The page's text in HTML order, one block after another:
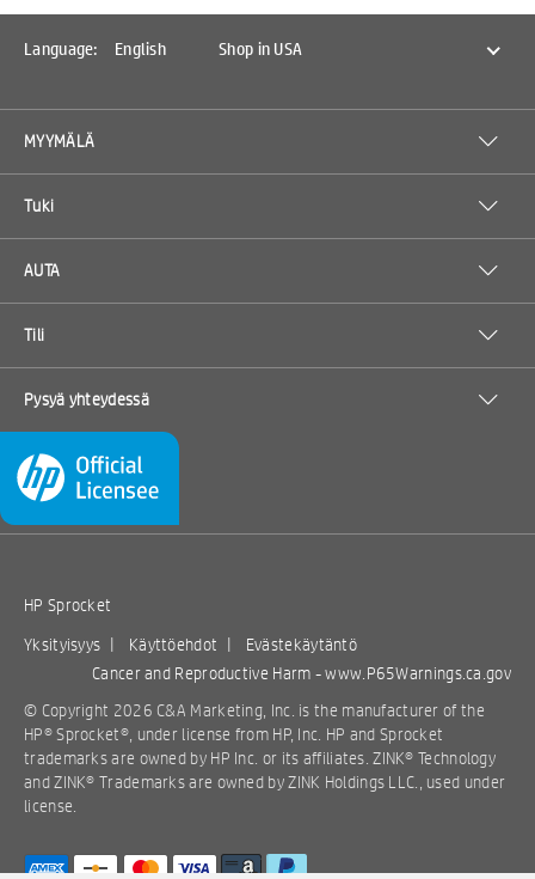
Language: English Shop in USA
MYYMÄLÄ
Tuki
AUTA
Tili
Pysyä yhteydessä
HP Sprocket
Yksityisyys | Käyttöehdot |
Evästekäytäntö
Cancer and Reproductive Harm -www.P65Warnings.ca.gov
© Copyright 2026 C&A Marketing, Inc. is the manufacturer of the
HP® Sprocket®, under license from HP, Inc. HP and Sprocket
trademarks are owned by HP Inc. or its affiliates. ZINK® Technology
and ZINK® Trademarks are owned by ZINK Holdings LLC., used under
license.